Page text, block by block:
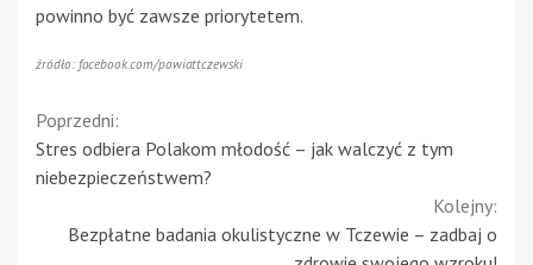
powinno być zawsze priorytetem.
źródło: facebook.com/powiattczewski
Continue
Reading
Poprzedni:
Stres odbiera Polakom młodość – jak walczyć z tym
niebezpieczeństwem?
Kolejny:
Bezpłatne badania okulistyczne w Tczewie – zadbaj o